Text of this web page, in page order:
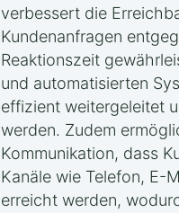
verbessert die
Kundenanfragen
Reaktionszeit
und automatisierten
effizient weitergeleitet
werden. Zudem
Kommunikation, dass
Kanäle wie Telefon, E-
erreicht werden,